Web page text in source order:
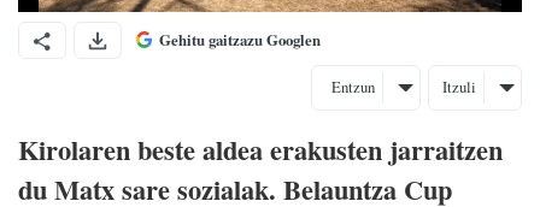
Gehitu gaitzazu Googlen
Entzun Itzuli
Kirolaren beste aldea erakusten jarraitzen
du Matx sare sozialak. Belauntza Cup